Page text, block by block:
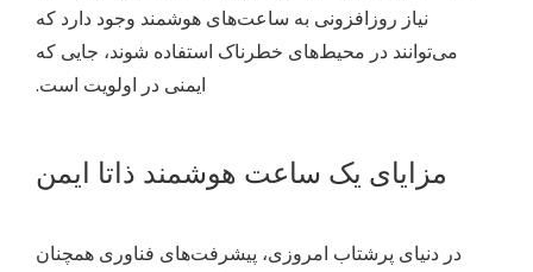
نیاز روزافزونی به ساعت‌های هوشمند وجود دارد که
می‌توانند در محیط‌های خطرناک استفاده شوند، جایی که
ایمنی در اولویت است.
مزایای یک ساعت هوشمند ذاتا ایمن
در دنیای پرشتاب امروزی، پیشرفت‌های فناوری همچنان